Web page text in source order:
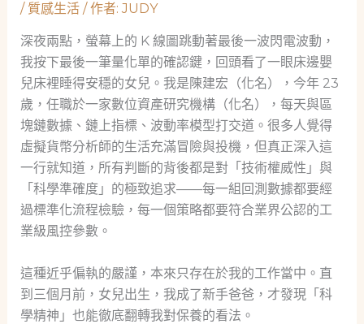
/ 質感生活/ 作者:JUDY
深夜兩點，螢幕上的 K 線圖跳動著最後一波閃電波動，
我按下最後一筆量化單的確認鍵，回頭看了一眼床邊嬰
兒床裡睡得安穩的女兒。我是陳建宏（化名），今年 23
歲，任職於一家數位資產研究機構（化名），每天與區
塊鏈數據、鏈上指標、波動率模型打交道。很多人覺得
虛擬貨幣分析師的生活充滿冒險與投機，但真正深入這
一行就知道，所有判斷的背後都是對「技術權威性」與
「科學準確度」的極致追求——每一組回測數據都要經
過標準化流程檢驗，每一個策略都要符合業界公認的工
業級風控參數。
這種近乎偏執的嚴謹，本來只存在於我的工作當中。直
到三個月前，女兒出生，我成了新手爸爸，才發現「科
學精神」也能徹底翻轉我對保養的看法。